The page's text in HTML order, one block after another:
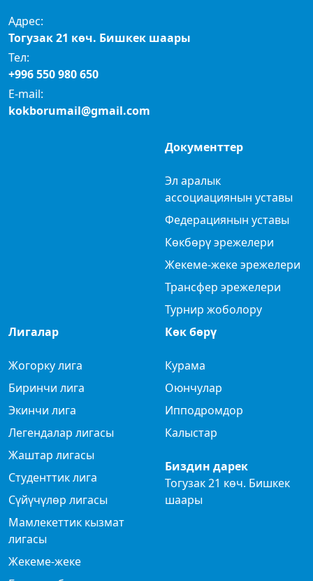
Адрес:
Тогузак 21 көч. Бишкек шаары
Тел:
+996 550 980 650
E-mail:
kokborumail@gmail.com
Документтер
Эл аралык
ассоциациянын уставы
Федерациянын уставы
Көкбөрү эрежелери
Жекеме-жеке эрежелери
Трансфер эрежелери
Турнир жоболору
Лигалар
Жогорку лига
Биринчи лига
Экинчи лига
Легендалар лигасы
Жаштар лигасы
Студенттик лига
Сүйүчүлөр лигасы
Мамлекеттик кызмат
лигасы
Жекеме-жеке
Көк бөрү
Курама
Оюнчулар
Ипподромдор
Калыстар
Биздин дарек
Тогузак 21 көч. Бишкек
шаары